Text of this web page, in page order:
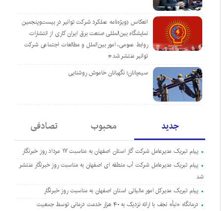
انعکاس (ویژه‌نامه عملکرد شرکت توانیر در بیست‌وپنجمین
نمایشگاه بین‌المللی صنعت برق ایران کاری از انتشارات
روابط عمومی، امور بین‌الملل و مطالعات اجتماعی شرکت
توانیر منتشر شد*
سیم‌بانان؛ نگهبانان خاموش روشنایی
جدید محبوب تصادفی
پیام تبریک مدیرعامل شرکت گاز استان اصفهان به مناسبت ۱۷ مرداد روز خبرنگار
پیام تبریک مدیرعامل شرکت آب منطقه ای اصفهان به مناسبت روز خبرنگار منتشر
شد
پیام تبریک مدیرکل امور مالیاتی استان اصفهان به مناسبت روز خبرنگار
درمانگاه «نبأ» نجف با ارائه نزدیک به ۴۰ هزار خدمت درمانی توسط جمعیت